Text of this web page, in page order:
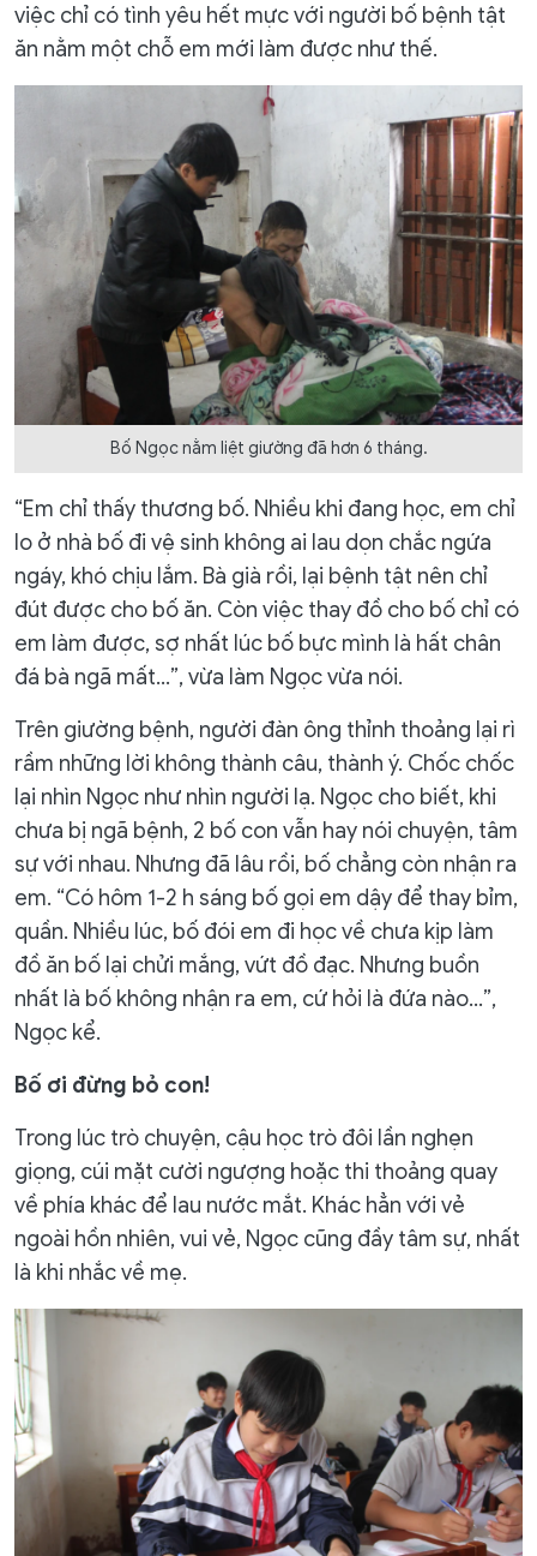
việc chỉ có tình yêu hết mực với người bố bệnh tật
ăn nằm một chỗ em mới làm được như thế.
Bố Ngọc nằm liệt giường đã hơn 6 tháng.
“Em chỉ thấy thương bố. Nhiều khi đang học, em chỉ
lo ở nhà bố đi vệ sinh không ai lau dọn chắc ngứa
ngáy, khó chịu lắm. Bà già rồi, lại bệnh tật nên chỉ
đút được cho bố ăn. Còn việc thay đồ cho bố chỉ có
em làm được, sợ nhất lúc bố bực mình là hất chân
đá bà ngã mất…”, vừa làm Ngọc vừa nói.
Trên giường bệnh, người đàn ông thỉnh thoảng lại rì
rầm những lời không thành câu, thành ý. Chốc chốc
lại nhìn Ngọc như nhìn người lạ. Ngọc cho biết, khi
chưa bị ngã bệnh, 2 bố con vẫn hay nói chuyện, tâm
sự với nhau. Nhưng đã lâu rồi, bố chẳng còn nhận ra
em. “Có hôm 1-2 h sáng bố gọi em dậy để thay bỉm,
quần. Nhiều lúc, bố đói em đi học về chưa kịp làm
đồ ăn bố lại chửi mắng, vứt đồ đạc. Nhưng buồn
nhất là bố không nhận ra em, cứ hỏi là đứa nào…”,
Ngọc kể.
Bố ơi đừng bỏ con!
Trong lúc trò chuyện, cậu học trò đôi lần nghẹn
giọng, cúi mặt cười ngượng hoặc thi thoảng quay
về phía khác để lau nước mắt. Khác hẳn với vẻ
ngoài hồn nhiên, vui vẻ, Ngọc cũng đầy tâm sự, nhất
là khi nhắc về mẹ.